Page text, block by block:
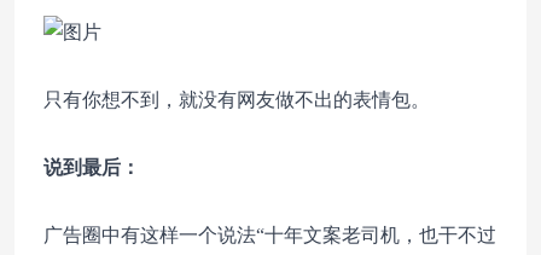
只有你想不到，就没有网友做不出的表情包。
说到最后：
广告圈中有这样一个说法“十年文案老司机，也干不过